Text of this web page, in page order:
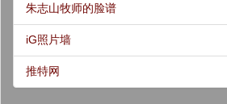
朱志山牧师的脸谱
iG照片墙
推特网